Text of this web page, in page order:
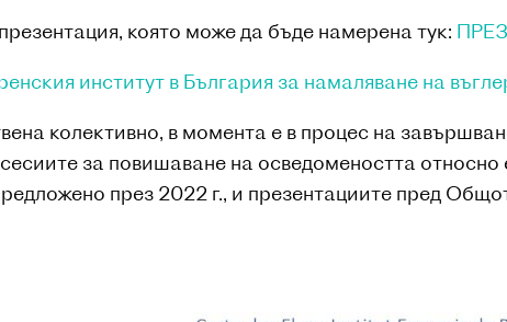
която може да бъде намерена тук:
институт в България за намаляване на
колективно, в момента е в процес на
за повишаване на осведомеността
през 2022 г., и презентациите пред